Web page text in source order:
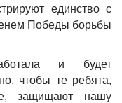
единство с
Победы борьбы
и будет
чтобы те ребята,
защищают нашу